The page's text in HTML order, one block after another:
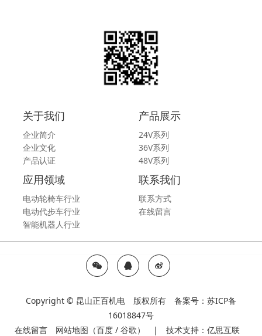
关于我们
企业简介
企业文化
产品认证
产品展示
24V系列
36V系列
48V系列
应用领域
电动轮椅车行业
电动代步车行业
智能机器人行业
联系我们
联系方式
在线留言
Copyright © 昆山正百机电 版权所有 备案号： 苏ICP备
16018847号
在线留言
网站地图 （百度/ 谷歌） | 技术支持： 亿思互联